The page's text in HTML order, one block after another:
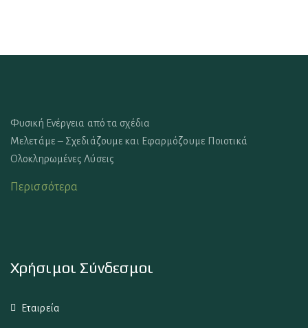
Φυσική Ενέργεια από τα σχέδια
Μελετάμε – Σχεδιάζουμε και Εφαρμόζουμε Ποιοτικά
Ολοκληρωμένες Λύσεις
Περισσότερα
Χρήσιμοι Σύνδεσμοι
Εταιρεία